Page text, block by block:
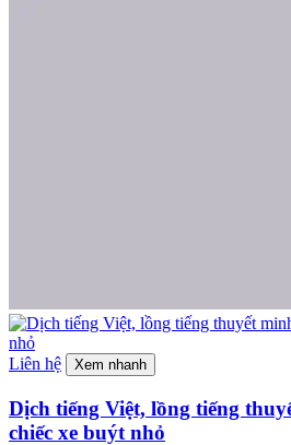
Liên hệ Xem nhanh
Dịch tiếng Việt, lồng tiếng
chiếc xe buýt nhỏ